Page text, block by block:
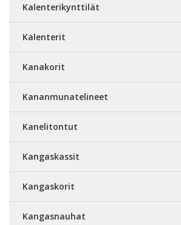
Kalenterikynttilät
Kalenterit
Kanakorit
Kananmunatelineet
Kanelitontut
Kangaskassit
Kangaskorit
Kangasnauhat